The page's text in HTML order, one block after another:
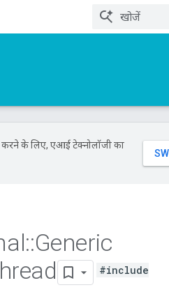
करने के लिए, एआई टेक्नोलॉजी का
::Generic
#include